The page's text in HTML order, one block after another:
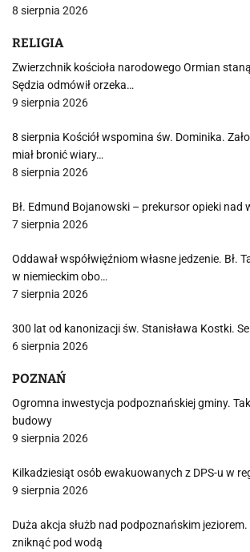
8 sierpnia 2026
RELIGIA
Zwierzchnik kościoła narodowego Ormian
Sędzia odmówił orzeka…
9 sierpnia 2026
8 sierpnia Kościół wspomina św. Dominika.
miał bronić wiary…
8 sierpnia 2026
Bł. Edmund Bojanowski – prekursor opieki nad
7 sierpnia 2026
Oddawał współwięźniom własne jedzenie. Bł.
w niemieckim obo…
7 sierpnia 2026
300 lat od kanonizacji św. Stanisława Kostki.
6 sierpnia 2026
POZNAŃ
Ogromna inwestycja podpoznańskiej gminy.
budowy
9 sierpnia 2026
Kilkadziesiąt osób ewakuowanych z DPS-u w
9 sierpnia 2026
Duża akcja służb nad podpoznańskim jeziorem.
zniknąć pod wodą